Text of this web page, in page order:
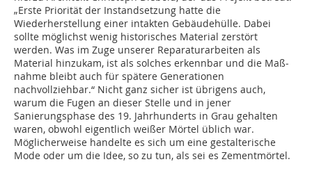
„Erste Priorität der Instandsetzung hatte die
Wiederherstellung einer intakten Gebäudehülle. Dabei
sollte möglichst wenig historisches Material zerstört
werden. Was im Zuge unserer Reparaturarbeiten als
Material hinzukam, ist als solches erkennbar und die Maß­
nahme bleibt auch für spätere Generationen
nachvollziehbar.“ Nicht ganz sicher ist übrigens auch,
warum die Fugen an dieser Stelle und in jener
Sanierungsphase des 19. Jahrhunderts in Grau gehalten
waren, obwohl eigentlich weißer Mörtel üblich war.
Möglicherweise handelte es sich um eine gestalterische
Mode oder um die Idee, so zu tun, als sei es Zementmörtel.